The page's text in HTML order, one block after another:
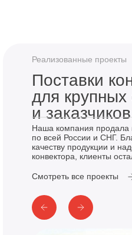
Поставки
для крупных
и заказчиков
Реализованные проекты
Наша компания продала
по всей России и СНГ.
качеству продукции и
конвектора, клиенты
Смотреть все проекты